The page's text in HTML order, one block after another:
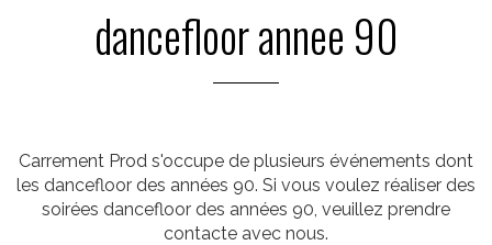
dancefloor annee 90
Carrement Prod s'occupe de plusieurs événements dont
les dancefloor des années 90. Si vous voulez réaliser des
soirées dancefloor des années 90, veuillez prendre
contacte avec nous.